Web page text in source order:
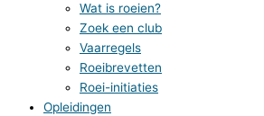
Wat is roeien?
Zoek een club
Vaarregels
Roeibrevetten
Roei-initiaties
Opleidingen